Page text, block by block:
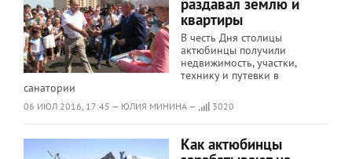
раздавал землю и
квартиры
В честь Дня столицы
актюбинцы получили
недвижимость, участки,
технику и путевки в
санатории
06 ИЮЛ 2016, 17:45 — ЮЛИЯ МИНИНА — 3020
Как актюбинцы